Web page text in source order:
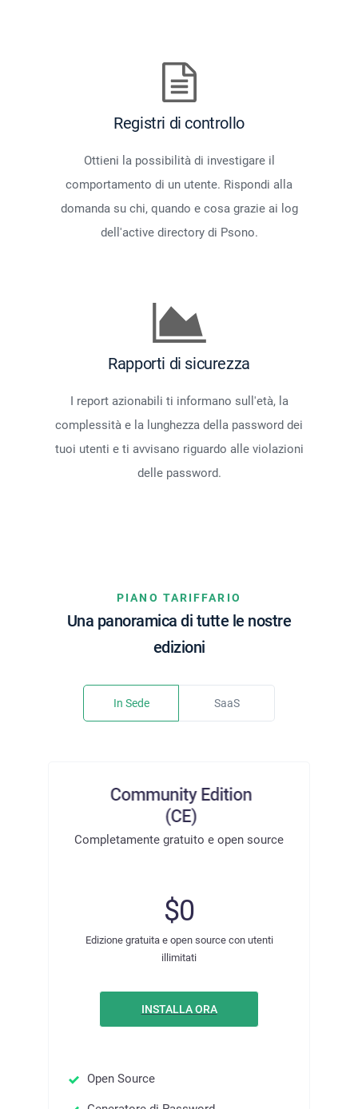
Registri di controllo
Ottieni la possibilità di investigare il
comportamento di un utente. Rispondi alla
domanda su chi, quando e cosa grazie ai log
dell'active directory di Psono.
Rapporti di sicurezza
I report azionabili ti informano sull'età, la
complessità e la lunghezza della password dei
tuoi utenti e ti avvisano riguardo alle violazioni
delle password.
PIANO TARIFFARIO
Una panoramica di tutte le nostre
edizioni
In Sede SaaS
Completamente gratuito e open source
$0
Edizione gratuita e open source con utenti
illimitati
INSTALLA ORA
Open Source